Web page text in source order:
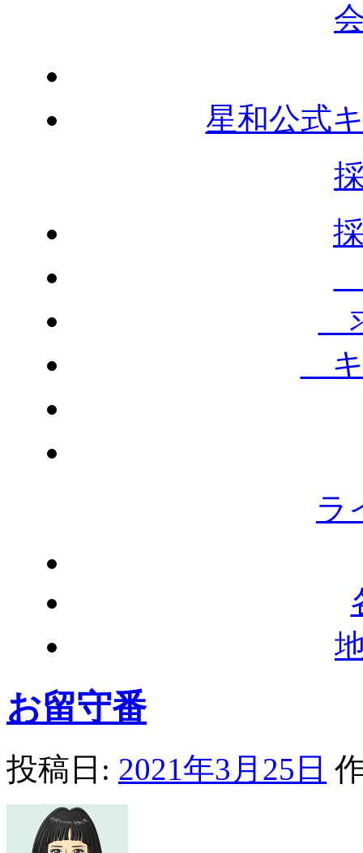
星和公式
キ
ラ
お留守番
投稿日: 2021年3月25日